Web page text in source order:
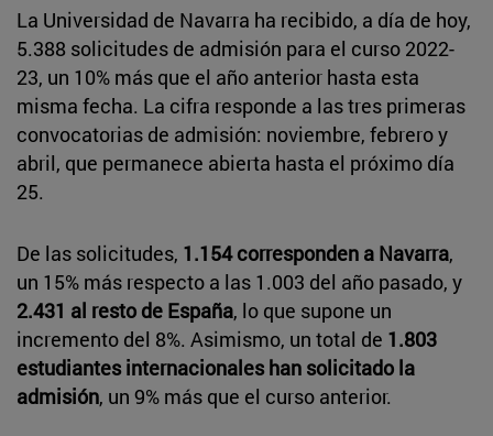
La Universidad de Navarra ha recibido, a día de hoy,
5.388 solicitudes de admisión para el curso 2022-
23, un 10% más que el año anterior hasta esta
misma fecha. La cifra responde a las tres primeras
convocatorias de admisión: noviembre, febrero y
abril, que permanece abierta hasta el próximo día
25.
De las solicitudes, 1.154 corresponden a Navarra,
un 15% más respecto a las 1.003 del año pasado, y
2.431 al resto de España, lo que supone un
incremento del 8%. Asimismo, un total de 1.803
estudiantes internacionales han solicitado la
admisión, un 9% más que el curso anterior.